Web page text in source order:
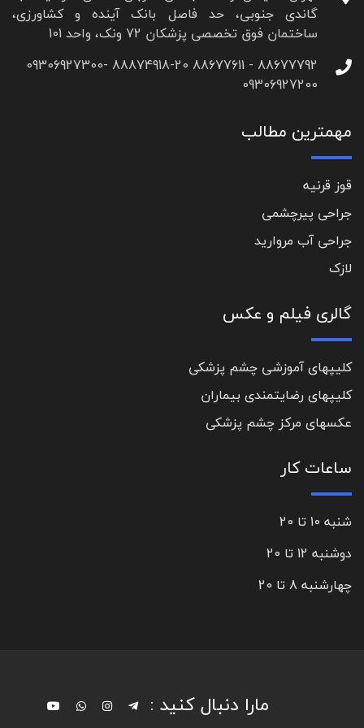
گاندی جنوبی، حد فاصل بانک آینده و کشاورزی،
ساختمان فوق تخصصی پزشکان 72 ونک، واحد 101
88677792 - 88677611 88874918-20 09306927300-
09306927200
مهمترین مطالب
قوز قرنیه
جراحی پیرچشمی
جراحی آب مروارید
لازک
گالری فیلم و عکس
کلیپهای آموزشی چشم پزشکی
کلیپهای رضایتمندی بیماران
عکسهای مرکز چشم پزشکی
ساعات کار
شنبه 10 تا 20
دوشنبه 12 تا 20
چهارشنبه 8 تا 20
مارا دنبال کنید :